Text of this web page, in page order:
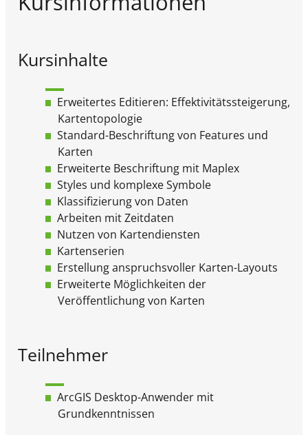
Kursinhalte
Erweitertes Editieren: Effektivitätssteigerung,
Kartentopologie
Standard-Beschriftung von Features und
Karten
Erweiterte Beschriftung mit Maplex
Styles und komplexe Symbole
Klassifizierung von Daten
Arbeiten mit Zeitdaten
Nutzen von Kartendiensten
Kartenserien
Erstellung anspruchsvoller Karten-Layouts
Erweiterte Möglichkeiten der
Veröffentlichung von Karten
Teilnehmer
ArcGIS Desktop-Anwender mit
Grundkenntnissen